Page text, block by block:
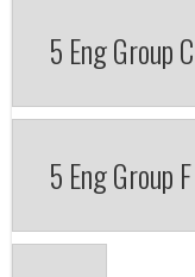
5 Eng Group C
5 Eng Group F